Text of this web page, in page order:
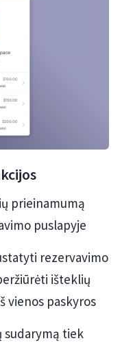
prieinamumą
puslapyje
rezervavimo
išteklių
vienos paskyros
sudarymą tiek